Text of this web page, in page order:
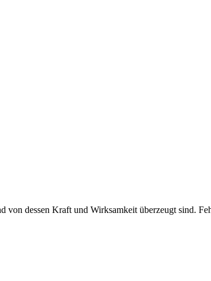
dessen Kraft und Wirksamkeit überzeugt sind.